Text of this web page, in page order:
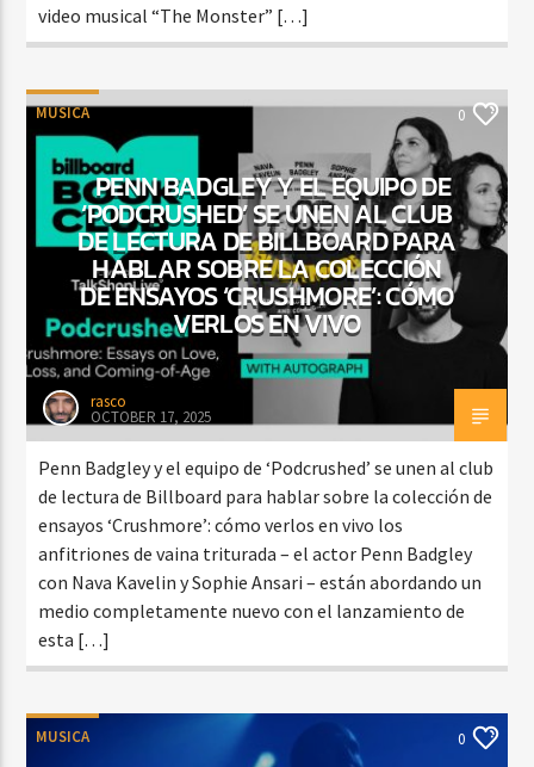
video musical “The Monster” […]
MUSICA 0
PENN BADGLEY Y EL EQUIPO DE
‘PODCRUSHED’ SE UNEN AL CLUB
DE LECTURA DE BILLBOARD PARA
HABLAR SOBRE LA COLECCIÓN
DE ENSAYOS ‘CRUSHMORE’: CÓMO
VERLOS EN VIVO
rasco
OCTOBER 17, 2025
Penn Badgley y el equipo de ‘Podcrushed’ se unen al club
de lectura de Billboard para hablar sobre la colección de
ensayos ‘Crushmore’: cómo verlos en vivo los
anfitriones de vaina triturada – el actor Penn Badgley
con Nava Kavelin y Sophie Ansari – están abordando un
medio completamente nuevo con el lanzamiento de
esta […]
MUSICA 0